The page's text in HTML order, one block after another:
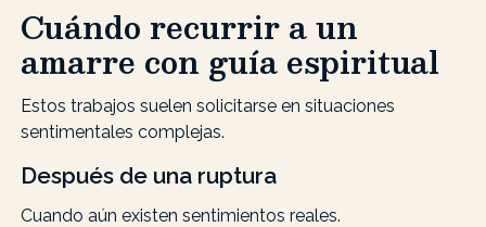
Cuándo recurrir a un
amarre con guía espiritual
Estos trabajos suelen solicitarse en situaciones
sentimentales complejas.
Después de una ruptura
Cuando aún existen sentimientos reales.